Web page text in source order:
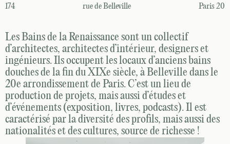
174 rue de Belleville Paris 20
Les Bains de la Renaissance sont un collectif
d’architectes, architectes d’intérieur, designers et
ingénieurs. Ils occupent les locaux d’anciens bains
douches de la fin du XIXe siècle, à Belleville dans le
20e arrondissement de Paris. C’est un lieu de
production de projets, mais aussi d’études et
d’événements (exposition, livres, podcasts). Il est
caractérisé par la diversité des profils, mais aussi des
nationalités et des cultures, source de richesse !